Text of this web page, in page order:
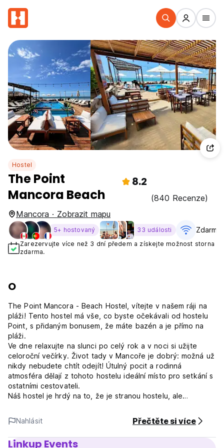
Hostel
The Point
Mancora Beach
8.2
(840 Recenze)
Mancora · Zobrazit mapu
5+ hostovaný 33 události Zdarma
Zarezervujte více než 3 dní předem a získejte možnost storna
zdarma.
O
The Point Mancora - Beach Hostel, vítejte v našem ráji na
pláži! Tento hostel má vše, co byste očekávali od hostelu
Point, s přidaným bonusem, že máte bazén a je přímo na
pláži.
Ve dne relaxujte na slunci po celý rok a v noci si užijte
celoroční večírky. Život tady v Mancoře je dobrý: možná už
nikdy nebudete chtít odejít! Útulný pocit a rodinná
atmosféra dělají z tohoto hostelu ideální místo pro setkání s
ostatními cestovateli.
Náš hostel je hrdý na to, že je stranou hostelu, ale
atmosféru mezi hosty a zaměstnanci, kteří vám rádi
pomohou se vším, co byste během svého pobytu
potřebovali. Mnozí z našich zaměstnanců jsou sami
baťůžkáři. Pořádáme sportovní aktivity během dne. Večer se
Nahlásit Přečtěte si více
Linkup Events